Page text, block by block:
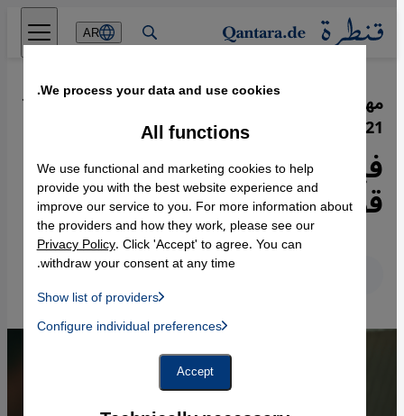
Direkt zum Inhalt springen
AR
مهرجان أفلام حقوق الإنسان في برلين
2021
·
12.10.2021
فيلم "كابتن الزعتري" اللاجئ -
قوة أحلام لا تتزعزع
English عربي
We process your data and use cookies.
All functions
We use functional and marketing cookies to help
provide you with the best website experience and
improve our service to you. For more information about
the providers and how they work, please see our
Privacy Policy. Click 'Accept' to agree. You can
withdraw your consent at any time.
Show list of providers
Instagram Embed, Twitter Embed, Youtube Embed
Facebook Embed / Facebook Connect
Configure individual preferences
Accept